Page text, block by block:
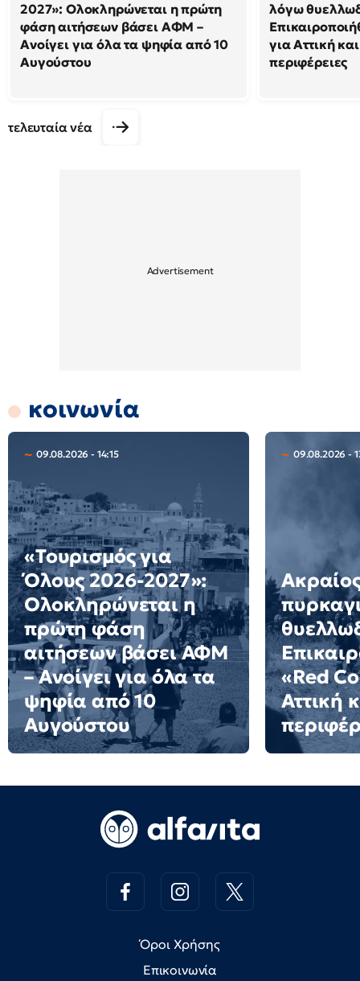
2027»: Ολοκληρώνεται η πρώτη
φάση αιτήσεων βάσει ΑΦΜ –
Ανοίγει για όλα τα ψηφία από 10
Αυγούστου
λόγω
για Αττική
περιφέρειες
τελευταία νέα
κοινωνία
09.08.2026 - 14:15
«Τουρισμός για
Όλους 2026-2027»:
Ολοκληρώνεται η
πρώτη φάση
αιτήσεων βάσει ΑΦΜ
– Ανοίγει για όλα τα
ψηφία από 10
Αυγούστου
09.08.2026 -
«Red
Αττική
Όροι Χρήσης
Επικοινωνία